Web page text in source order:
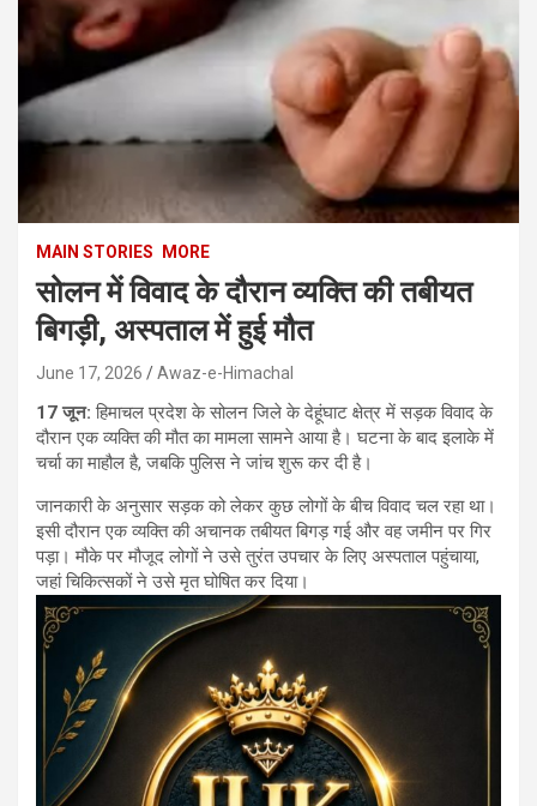
MAIN STORIES MORE
सोलन में विवाद के दौरान व्यक्ति की तबीयत
बिगड़ी, अस्पताल में हुई मौत
June 17, 2026 Awaz-e-Himachal
17 जून:हिमाचल प्रदेश के सोलन जिले के देहूंघाट क्षेत्र में सड़क विवाद के
दौरान एक व्यक्ति की मौत का मामला सामने आया है। घटना के बाद इलाके में
चर्चा का माहौल है, जबकि पुलिस ने जांच शुरू कर दी है।
जानकारी के अनुसार सड़क को लेकर कुछ लोगों के बीच विवाद चल रहा था।
इसी दौरान एक व्यक्ति की अचानक तबीयत बिगड़ गई और वह जमीन पर गिर
पड़ा। मौके पर मौजूद लोगों ने उसे तुरंत उपचार के लिए अस्पताल पहुंचाया,
जहां चिकित्सकों ने उसे मृत घोषित कर दिया।